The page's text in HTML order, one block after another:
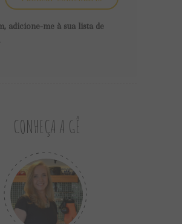
adicione-me à sua lista de
CONHEÇA A GÊ